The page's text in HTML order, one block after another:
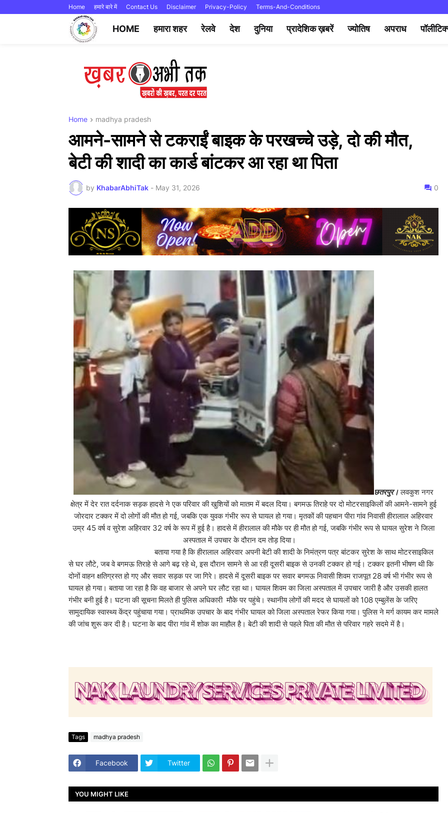
Home हमारे बारे में Contact Us Disclaimer Privacy-Policy Terms-And-Conditions
HOME हमारा शहर रेलवे देश दुनिया प्रादेशिक ख़बरें ज्योतिष अपराध
Home madhya pradesh
आमने-सामने से टकराईं बाइक के परखच्चे उड़े, दो की मौत,
बेटी की शादी का कार्ड बांटकर आ रहा था पिता
by KhabarAbhiTak - May 31, 2026 0
छतरपुर।लवकुश नगर
क्षेत्र में देर रात दर्दनाक सड़क हादसे ने एक परिवार की खुशियों को मातम में बदल दिया। बगमऊ तिराहे पर दो मोटरसाइकिलों की आमने-सामने हुई
जोरदार टक्कर में दो लोगों की मौत हो गई, जबकि एक युवक गंभीर रूप से घायल हो गया। मृतकों की पहचान पीरा गांव निवासी हीरालाल अहिरवार
उम्र 45 वर्ष व सुरेश अहिरवार 32 वर्ष के रूप में हुई है। हादसे में हीरालाल की मौके पर ही मौत हो गई, जबकि गंभीर रूप से घायल सुरेश ने जिला
अस्पताल में उपचार के दौरान दम तोड़ दिया।
बताया गया है कि हीरालाल अहिरवार अपनी बेटी की शादी के निमंत्रण पत्र बांटकर सुरेश के साथ मोटरसाइकिल
से घर लौटे, जब वे बगमऊ तिराहे से आगे बढ़ रहे थे, इस दौरान सामने से आ रही दूसरी बाइक से उनकी टक्कर हो गई। टक्कर इतनी भीषण थी कि
दोनों वाहन क्षतिग्रस्त हो गए और सवार सड़क पर जा गिरे। हादसे में दूसरी बाइक पर सवार बगमऊ निवासी शिवम राजपूत 28 वर्ष भी गंभीर रूप से
घायल हो गया। बताया जा रहा है कि वह बाजार से अपने घर लौट रहा था। घायल शिवम का जिला अस्पताल में उपचार जारी है और उसकी हालत
गंभीर बनी हुई है। घटना की सूचना मिलते ही पुलिस अधिकारी मौके पर पहुंचे। स्थानीय लोगों की मदद से घायलों को 108 एम्बुलेंस के जरिए
सामुदायिक स्वास्थ्य केंद्र पहुंचाया गया। प्राथमिक उपचार के बाद गंभीर घायल को जिला अस्पताल रेफर किया गया। पुलिस ने मर्ग कायम कर मामले
की जांच शुरू कर दी है। घटना के बाद पीरा गांव में शोक का माहौल है। बेटी की शादी से पहले पिता की मौत से परिवार गहरे सदमे में है।
Tags madhya pradesh
Facebook Twitter
YOU MIGHT LIKE